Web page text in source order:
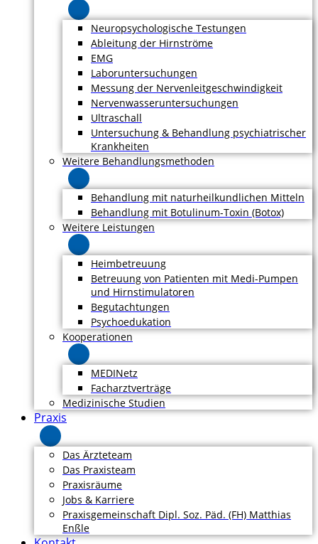
Neuropsychologische Testungen
Ableitung der Hirnströme
EMG
Laboruntersuchungen
Messung der Nervenleitgeschwindigkeit
Nervenwasseruntersuchungen
Ultraschall
Untersuchung & Behandlung psychiatrischer
Krankheiten
Weitere Behandlungsmethoden
Behandlung mit naturheilkundlichen Mitteln
Behandlung mit Botulinum-Toxin (Botox)
Weitere Leistungen
Heimbetreuung
Betreuung von Patienten mit Medi-Pumpen
und Hirnstimulatoren
Begutachtungen
Psychoedukation
Kooperationen
MEDINetz
Facharztverträge
Medizinische Studien
Praxis
Das Ärzteteam
Das Praxisteam
Praxisräume
Jobs & Karriere
Praxisgemeinschaft Dipl. Soz. Päd. (FH) Matthias
Enßle